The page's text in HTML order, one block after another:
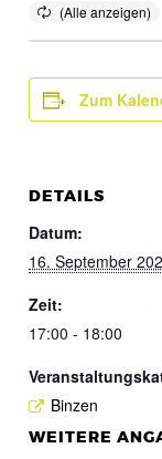
Zum
DETAILS
Datum:
16. September
Zeit:
17:00 - 18:00
Binzen
WEITERE